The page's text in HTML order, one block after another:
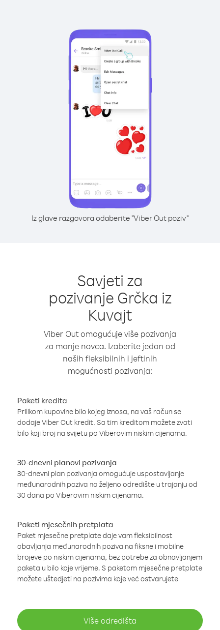
Iz glave razgovora odaberite "Viber Out poziv"
Savjeti za
pozivanje Grčka iz
Kuvajt
Viber Out omogućuje više pozivanja
za manje novca. Izaberite jedan od
naših fleksibilnih i jeftinih
mogućnosti pozivanja:
Paketi kredita
Prilikom kupovine bilo kojeg iznosa, na vaš račun se
dodaje Viber Out kredit. Sa tim kreditom možete zvati
bilo koji broj na svijetu po Viberovim niskim cijenama.
30-dnevni planovi pozivanja
30-dnevni plan pozivanja omogućuje uspostavljanje
međunarodnih poziva na željeno odredište u trajanju od
30 dana po Viberovim niskim cijenama.
Paketi mjesečnih pretplata
Paket mjesečne pretplate daje vam fleksibilnost
obavljanja međunarodnih poziva na fiksne i mobilne
brojeve po niskim cijenama, bez potrebe za obnavljanjem
paketa u bilo koje vrijeme. S paketom mjesečne pretplate
možete uštedjeti na pozivima koje već ostvarujete
Više odredišta